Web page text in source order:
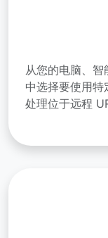
从您的电脑、
中选择要使用
处理位于远程